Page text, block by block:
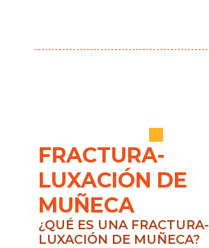
FRACTURA-
LUXACIÓN DE
MUÑECA
¿QUÉ ES UNA FRACTURA-
LUXACIÓN DE MUÑECA?